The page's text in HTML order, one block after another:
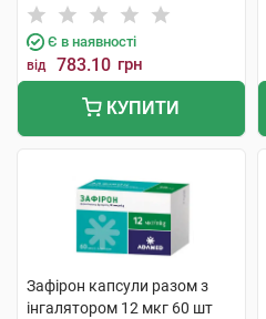
Є в наявності
від 783.10 грн
КУПИТИ
Зафірон капсули разом з
інгалятором 12 мкг 60 шт